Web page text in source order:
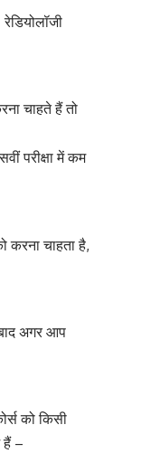
चाहते हैं तो
परीक्षा में कम
करना चाहता है,
अगर आप
को किसी
हैं –